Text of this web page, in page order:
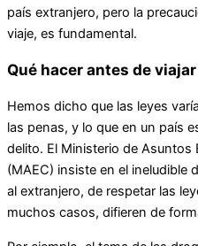
país extranjero, pero la
viaje, es fundamental.
Qué hacer antes de
Hemos dicho que las leyes
las penas, y lo que en un país
delito. El Ministerio de Asuntos
(MAEC) insiste en el ineludible
al extranjero, de respetar las
muchos casos, difieren de